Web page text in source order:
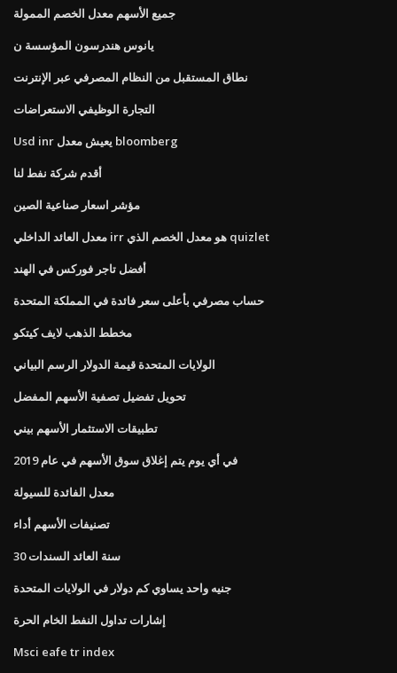
جميع الأسهم معدل الخصم الممولة
يانوس هندرسون المؤسسة ن
نطاق المستقبل من النظام المصرفي عبر الإنترنت
التجارة الوظيفي الاستعراضات
Usd inr يعيش معدل bloomberg
أقدم شركة نفط لنا
مؤشر اسعار صناعية الصين
معدل العائد الداخلي irr هو معدل الخصم الذي quizlet
أفضل تاجر فوركس في الهند
حساب مصرفي بأعلى سعر فائدة في المملكة المتحدة
مخطط الذهب لايف كيتكو
الولايات المتحدة قيمة الدولار الرسم البياني
تحويل تفضيل تصفية الأسهم المفضل
تطبيقات الاستثمار الأسهم بيني
في أي يوم يتم إغلاق سوق الأسهم في عام 2019
معدل الفائدة للسيولة
تصنيفات الأسهم أداء
30 سنة العائد السندات
جنيه واحد يساوي كم دولار في الولايات المتحدة
إشارات تداول النفط الخام الحرة
Msci eafe tr index